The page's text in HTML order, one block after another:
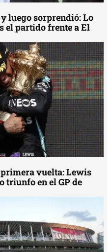
luego sorprendió: Lo
el partido frente a El
primera vuelta: Lewis
en el GP de